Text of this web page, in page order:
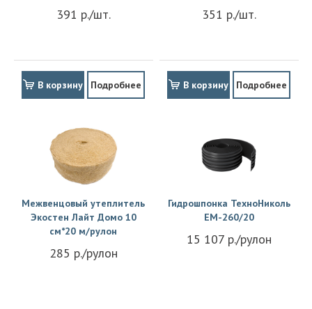
391 р./шт.
В корзину Подробнее
351 р./шт.
В корзину Подробнее
Межвенцовый утеплитель
Экостен Лайт Домо 10
см*20 м/рулон
285 р./рулон
Гидрошпонка ТехноНиколь
EM-260/20
15 107 р./рулон